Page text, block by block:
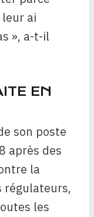
leur ai
», a-t-il
EN
son poste
après des
la
régulateurs,
les